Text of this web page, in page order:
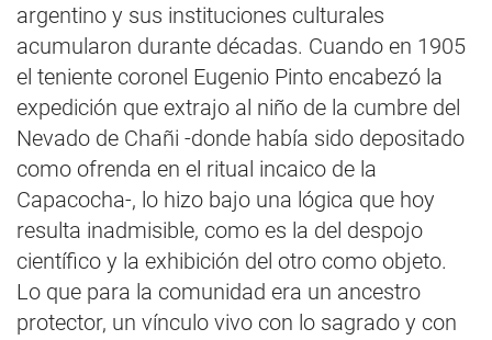
argentino y sus instituciones culturales
acumularon durante décadas. Cuando en 1905
el teniente coronel Eugenio Pinto encabezó la
expedición que extrajo al niño de la cumbre del
Nevado de Chañi -donde había sido depositado
como ofrenda en el ritual incaico de la
Capacocha-, lo hizo bajo una lógica que hoy
resulta inadmisible, como es la del despojo
científico y la exhibición del otro como objeto.
Lo que para la comunidad era un ancestro
protector, un vínculo vivo con lo sagrado y con